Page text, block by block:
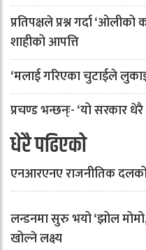
प्रतिपक्षले प्रश्न गर्दा ‘ओलीको
शाहीको आपत्ति
‘मलाई गरिएका चुटाईले
प्रचण्ड भन्छन्ः- ‘यो सरकार
धेरै पढिएको
एनआरएनए राजनीतिक
लन्डनमा सुरु भयो ‘झोल
खोल्ने लक्ष्य